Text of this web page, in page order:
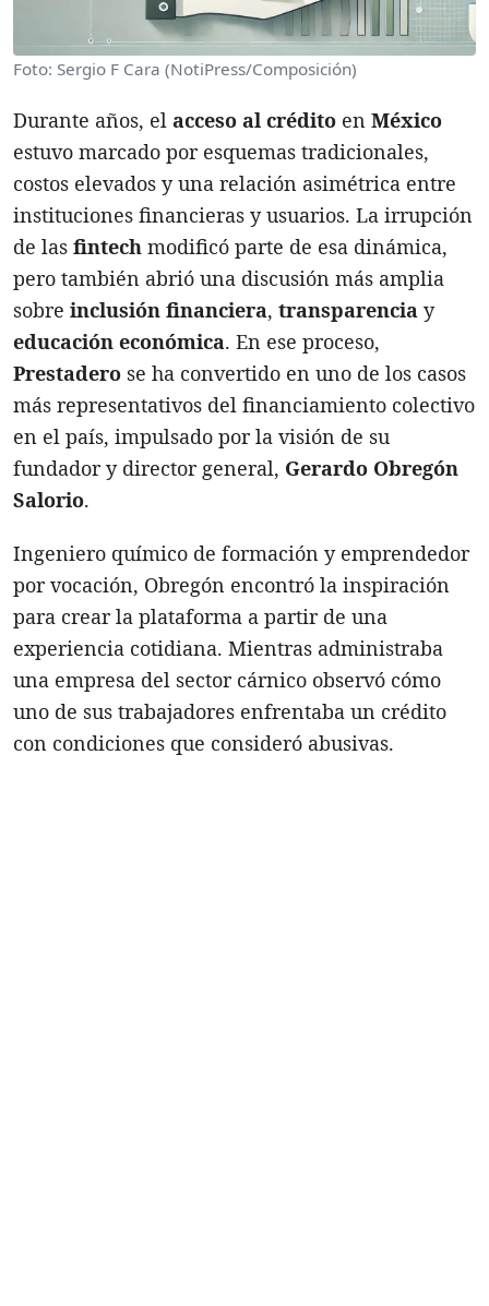
Foto: Sergio F Cara (NotiPress/Composición)
Durante años, el acceso al crédito en México
estuvo marcado por esquemas tradicionales,
costos elevados y una relación asimétrica entre
instituciones financieras y usuarios. La irrupción
de las fintech modificó parte de esa dinámica,
pero también abrió una discusión más amplia
sobre inclusión financiera, transparencia y
educación económica. En ese proceso,
Prestadero se ha convertido en uno de los casos
más representativos del financiamiento colectivo
en el país, impulsado por la visión de su
fundador y director general, Gerardo Obregón
Salorio.
Ingeniero químico de formación y emprendedor
por vocación, Obregón encontró la inspiración
para crear la plataforma a partir de una
experiencia cotidiana. Mientras administraba
una empresa del sector cárnico observó cómo
uno de sus trabajadores enfrentaba un crédito
con condiciones que consideró abusivas.